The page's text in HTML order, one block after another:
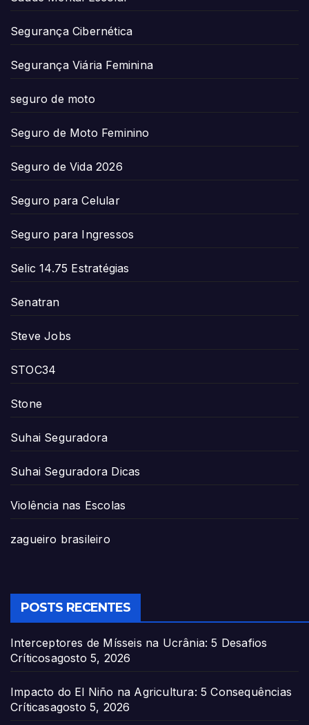
Segurança Cibernética
Segurança Viária Feminina
seguro de moto
Seguro de Moto Feminino
Seguro de Vida 2026
Seguro para Celular
Seguro para Ingressos
Selic 14.75 Estratégias
Senatran
Steve Jobs
STOC34
Stone
Suhai Seguradora
Suhai Seguradora Dicas
Violência nas Escolas
zagueiro brasileiro
POSTS RECENTES
Interceptores de Mísseis na Ucrânia: 5 Desafios
Críticosagosto 5, 2026
Impacto do El Niño na Agricultura: 5 Consequências
Críticasagosto 5, 2026